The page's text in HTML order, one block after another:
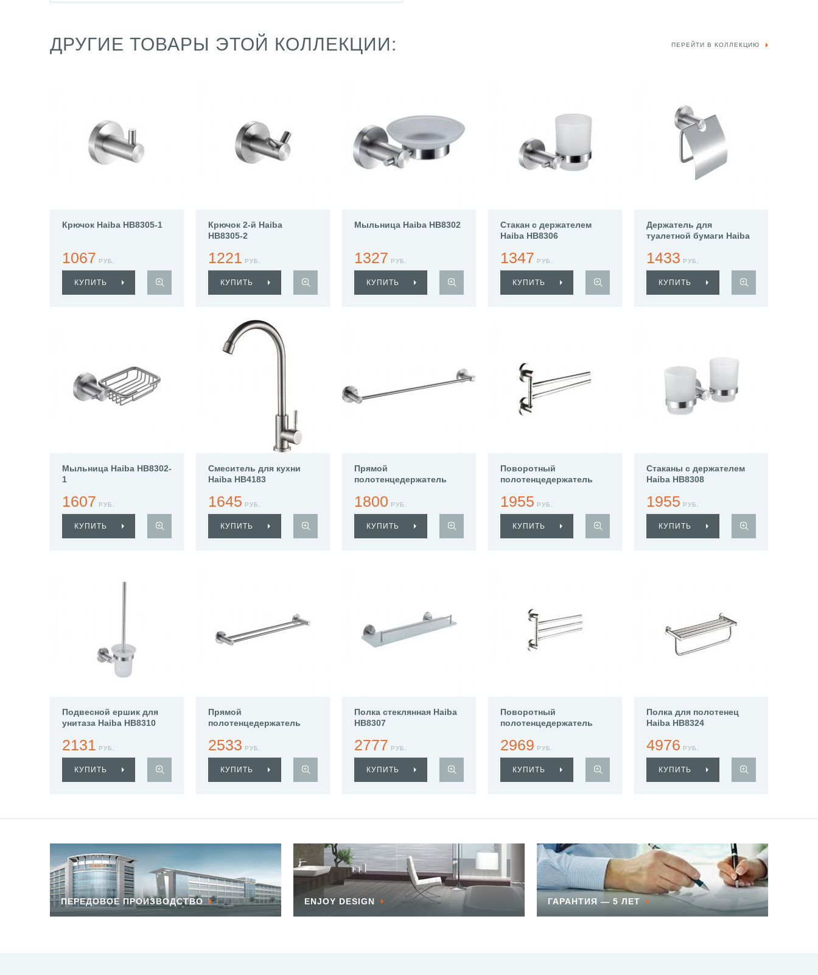
ДРУГИЕ ТОВАРЫ ЭТОЙ КОЛЛЕКЦИИ: ПЕРЕЙТИ В КОЛЛЕКЦИЮ
Крючок Haiba HB8305-1
1067 РУБ.
КУПИТЬ
Крючок 2-й Haiba
HB8305-2
1221 РУБ.
КУПИТЬ
Мыльница Haiba HB8302
1327 РУБ.
КУПИТЬ
Стакан с держателем
Haiba HB8306
1347 РУБ.
КУПИТЬ
Держатель для
туалетной бумаги Haiba
1433 РУБ.
КУПИТЬ
Мыльница Haiba HB8302-
1
1607 РУБ.
КУПИТЬ
Смеситель для кухни
Haiba HB4183
1645 РУБ.
КУПИТЬ
Прямой
полотенцедержатель
1800 РУБ.
КУПИТЬ
Поворотный
полотенцедержатель
1955 РУБ.
КУПИТЬ
Стаканы с держателем
Haiba HB8308
1955 РУБ.
КУПИТЬ
Подвесной ершик для
унитаза Haiba HB8310
2131 РУБ.
КУПИТЬ
Прямой
полотенцедержатель
2533 РУБ.
КУПИТЬ
Полка стеклянная Haiba
HB8307
2777 РУБ.
КУПИТЬ
Поворотный
полотенцедержатель
2969 РУБ.
КУПИТЬ
Полка для полотенец
Haiba HB8324
4976 РУБ.
КУПИТЬ
ПЕРЕДОВОЕ ПРОИЗВОДСТВО ENJOY DESIGN ГАРАНТИЯ — 5 ЛЕТ